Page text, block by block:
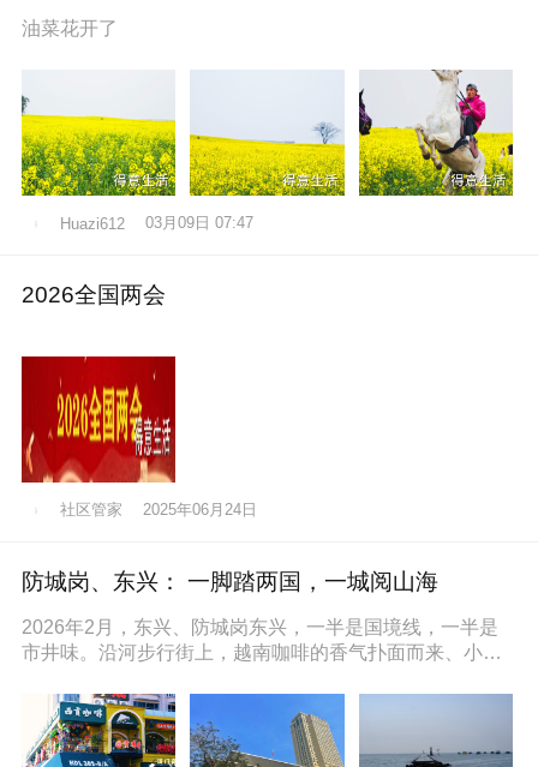
油菜花开了
Huazi612 03月09日 07:47
2026全国两会
社区管家 2025年06月24日
防城岗、东兴： 一脚踏两国，一城阅山海
2026年2月，东兴、防城岗东兴，一半是国境线，一半是
市井味。沿河步行街上，越南咖啡的香气扑面而来、小摊